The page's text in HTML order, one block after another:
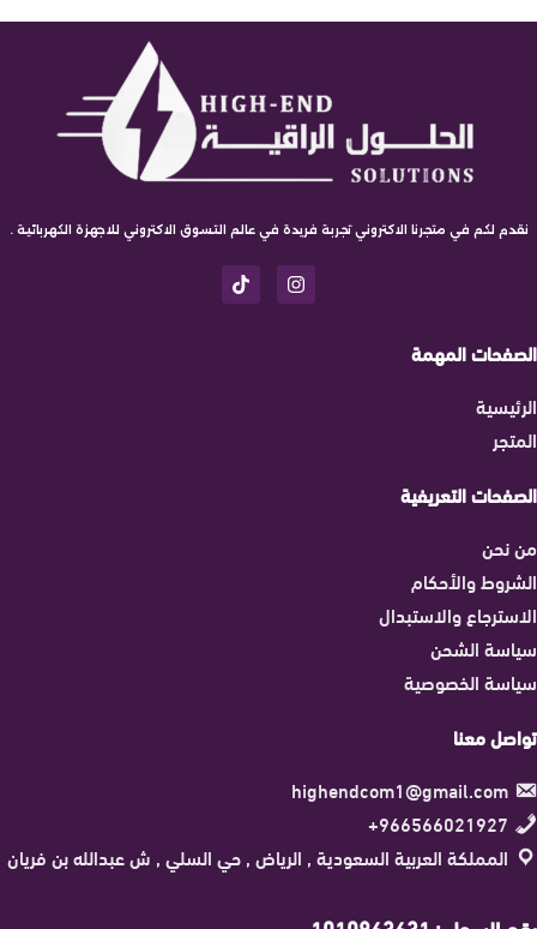
نقدم لكم في متجرنا الاكتروني تجربة فريدة في عالم التسوق الاكتروني للاجهزة الكهربائية .
الصفحات المهمة
الرئيسية
المتجر
الصفحات التعريفية
من نحن
الشروط والأحكام
الاسترجاع والاستبدال
سياسة الشحن
سياسة الخصوصية
تواصل معنا
highendcom1@gmail.com
966566021927+
المملكة العربية السعودية , الرياض , حي السلي , ش عبدالله بن فريان